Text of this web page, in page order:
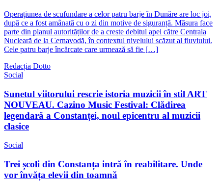
Operațiunea de scufundare a celor patru barje în Dunăre are loc joi,
după ce a fost amânată cu o zi din motive de siguranță. Măsura face
parte din planul autorităților de a crește debitul apei către Centrala
Nucleară de la Cernavodă, în contextul nivelului scăzut al fluviului.
Cele patru barje încărcate care urmează să fie […]
Redacția Dotto
Social
Sunetul viitorului rescrie istoria muzicii în stil ART
NOUVEAU. Cazino Music Festival: Clădirea
legendară a Constanței, noul epicentru al muzicii
clasice
Social
Trei școli din Constanța intră în reabilitare. Unde
vor învăța elevii din toamnă